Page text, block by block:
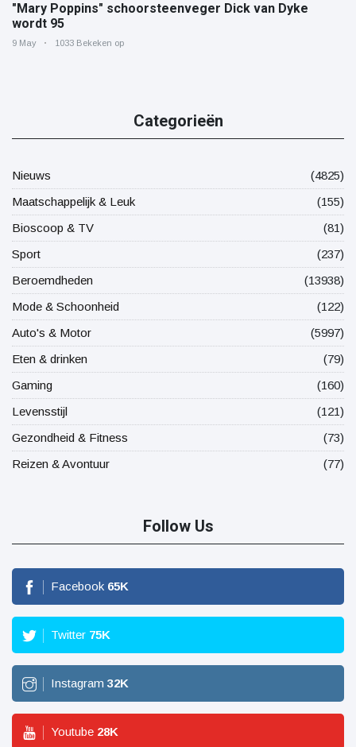
"Mary Poppins" schoorsteenveger Dick van Dyke
wordt 95
9 May 1033 Bekeken op
Categorieën
Nieuws
(4825)
Maatschappelijk & Leuk
(155)
Bioscoop & TV
(81)
Sport
(237)
Beroemdheden
(13938)
Mode & Schoonheid
(122)
Auto's & Motor
(5997)
Eten & drinken
(79)
Gaming
(160)
Levensstijl
(121)
Gezondheid & Fitness
(73)
Reizen & Avontuur
(77)
Follow Us
Facebook 65K
Twitter 75K
Instagram 32K
Youtube 28K